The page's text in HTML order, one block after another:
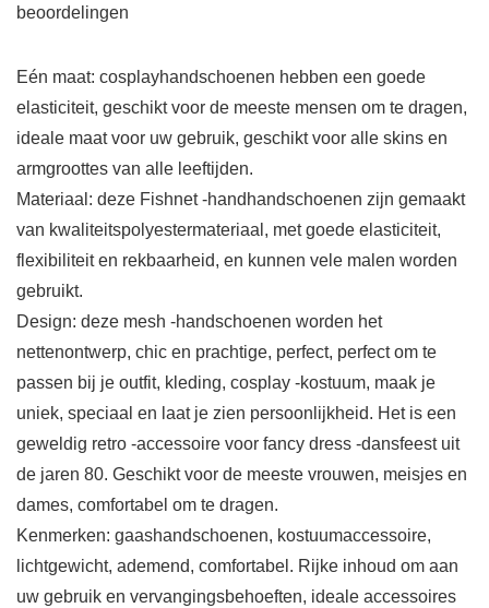
beoordelingen
Eén maat: cosplayhandschoenen hebben een goede
elasticiteit, geschikt voor de meeste mensen om te dragen,
ideale maat voor uw gebruik, geschikt voor alle skins en
armgroottes van alle leeftijden.
Materiaal: deze Fishnet -handhandschoenen zijn gemaakt
van kwaliteitspolyestermateriaal, met goede elasticiteit,
flexibiliteit en rekbaarheid, en kunnen vele malen worden
gebruikt.
Design: deze mesh -handschoenen worden het
nettenontwerp, chic en prachtige, perfect, perfect om te
passen bij je outfit, kleding, cosplay -kostuum, maak je
uniek, speciaal en laat je zien persoonlijkheid. Het is een
geweldig retro -accessoire voor fancy dress -dansfeest uit
de jaren 80. Geschikt voor de meeste vrouwen, meisjes en
dames, comfortabel om te dragen.
Kenmerken: gaashandschoenen, kostuumaccessoire,
lichtgewicht, ademend, comfortabel. Rijke inhoud om aan
uw gebruik en vervangingsbehoeften, ideale accessoires